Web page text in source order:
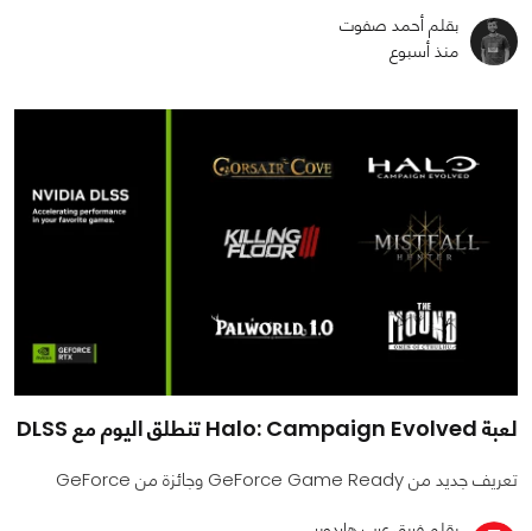
بقلم أحمد صفوت
منذ أسبوع
لعبة Halo: Campaign Evolved تنطلق اليوم مع DLSS
تعريف جديد من GeForce Game Ready وجائزة من GeForce